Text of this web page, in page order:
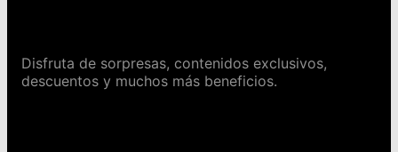
Disfruta de sorpresas, contenidos exclusivos,
descuentos y muchos más beneficios.